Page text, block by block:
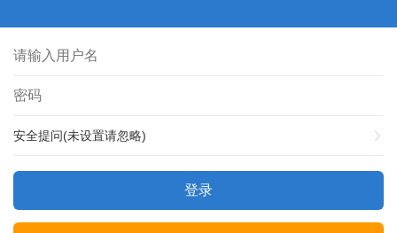
安全提问(未设置请忽略)
登录